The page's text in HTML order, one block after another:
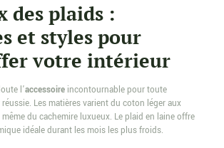
des plaids :
et styles pour
votre intérieur
l’accessoireincontournable pour toute
Les matières varient du coton léger aux
du cachemire luxueux. Le plaid en laine offre
idéale durant les mois les plus froids.